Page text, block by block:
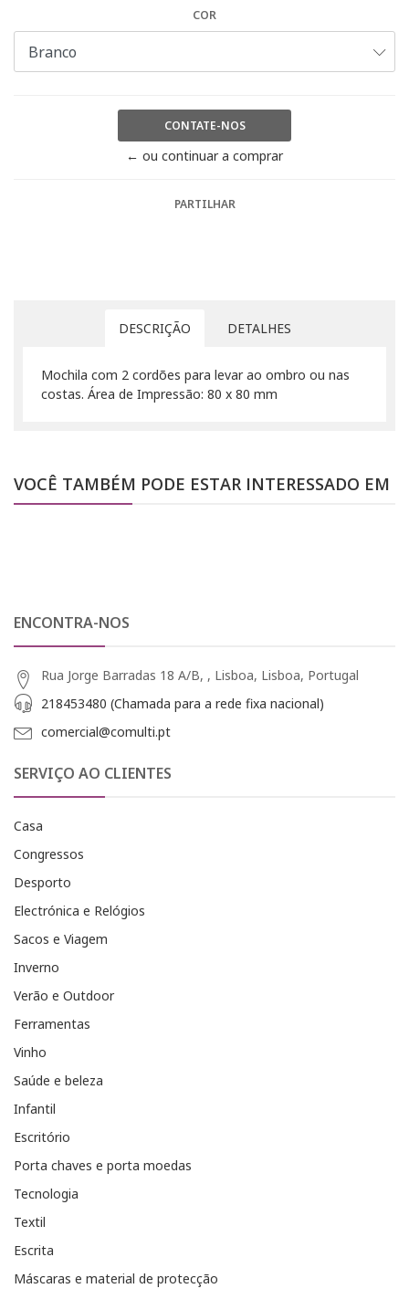
COR
CONTATE-NOS
← ou continuar a comprar
PARTILHAR
DESCRIÇÃO DETALHES
Mochila com 2 cordões para levar ao ombro ou nas
costas. Área de Impressão: 80 x 80 mm
VOCÊ TAMBÉM PODE ESTAR INTERESSADO EM
ENCONTRA-NOS
Rua Jorge Barradas 18 A/B, , Lisboa, Lisboa, Portugal
218453480 (Chamada para a rede fixa nacional)
comercial@comulti.pt
SERVIÇO AO CLIENTES
Casa
Congressos
Desporto
Electrónica e Relógios
Sacos e Viagem
Inverno
Verão e Outdoor
Ferramentas
Vinho
Saúde e beleza
Infantil
Escritório
Porta chaves e porta moedas
Tecnologia
Textil
Escrita
Máscaras e material de protecção